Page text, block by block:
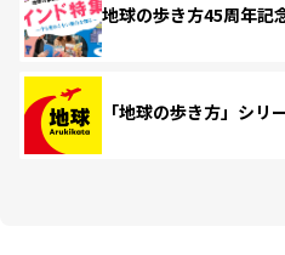
地球の歩き方45周年記
「地球の歩き方」シリ